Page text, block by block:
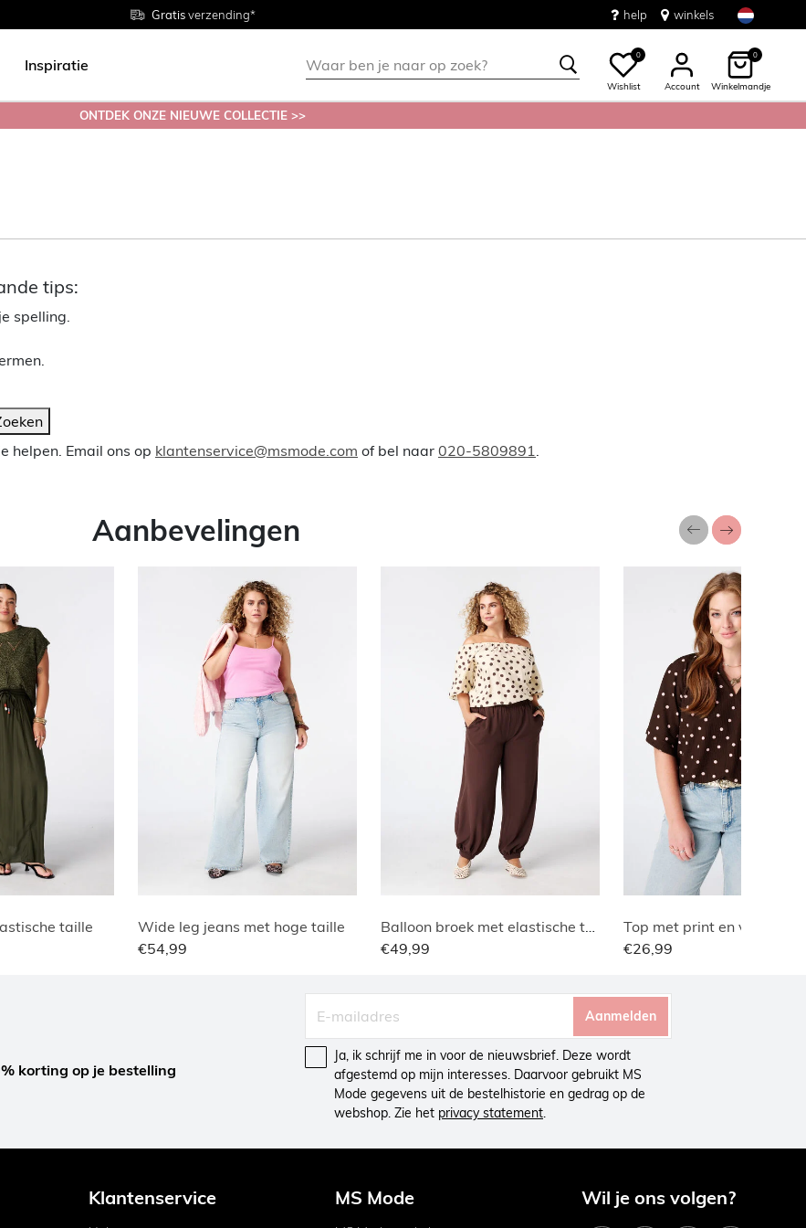
Gratisverzending*
Maten38 - 54
Gratisretourneren in de winkel help winkels
Inspiratie
0
Wishlist Account
0
Winkelmandje
ONTDEK ONZE NIEUWE COLLECTIE >>
tips:
spelling.
helpen. Email ons op klantenservice@msmode.com of bel naar 020-5809891.
Aanbevelingen
taille
Wide leg jeans met hoge taille
€54,99
Balloon broek met elastische taille
€49,99
Top met print en v-hals
€26,99
korting op je bestelling
Aanmelden
Ja, ik schrijf me in voor de nieuwsbrief. Deze wordt
afgestemd op mijn interesses. Daarvoor gebruikt MS
Mode gegevens uit de bestelhistorie en gedrag op de
webshop. Zie het privacy statement.
Klantenservice MS Mode Wil je ons volgen?